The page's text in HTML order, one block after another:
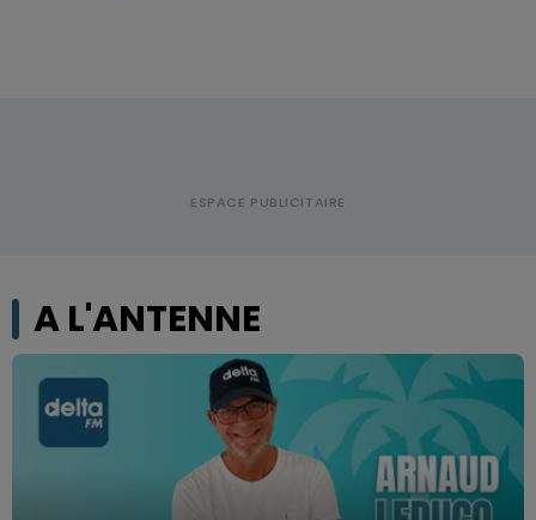
A L'ANTENNE